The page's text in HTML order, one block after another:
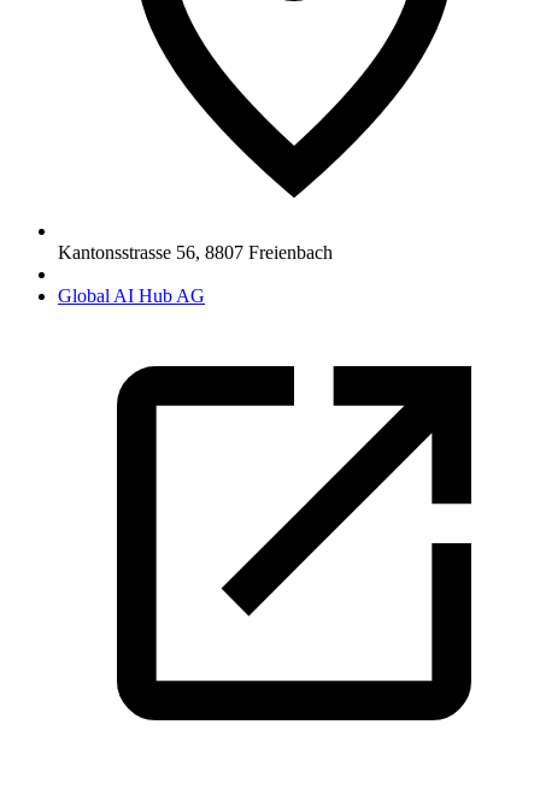
Kantonsstrasse 56, 8807 Freienbach
Global AI Hub AG